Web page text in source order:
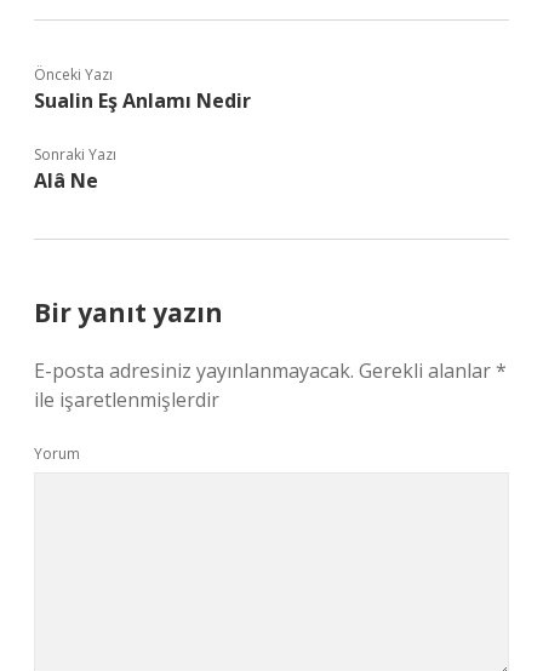
Önceki Yazı
Sualin Eş Anlamı Nedir
Sonraki Yazı
Alâ Ne
Bir yanıt yazın
E-posta adresiniz yayınlanmayacak. Gerekli alanlar*
ile işaretlenmişlerdir
Yorum